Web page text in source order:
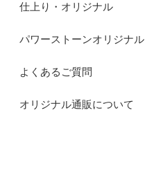
仕上り・オリジナル
パワーストーンオリジナル
よくあるご質問
オリジナル通販について